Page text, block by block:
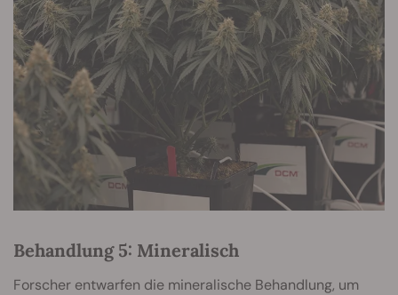
Behandlung 5: Mineralisch
Forscher entwarfen die mineralische Behandlung, um